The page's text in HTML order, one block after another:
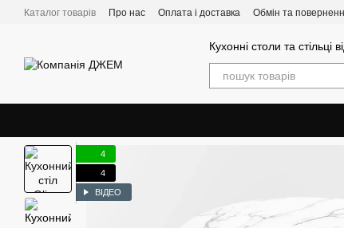
Перейти до основного контенту
Каталог товарів Про нас Оплата і доставка Обмін та
Кухонні столи та стільці
4
4
ВІДЕО